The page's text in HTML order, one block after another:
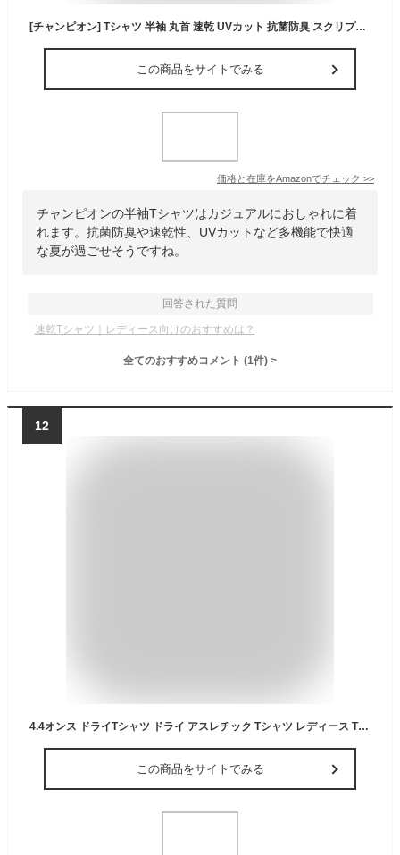
[チャンピオン] Tシャツ 半袖 丸首 速乾 UVカット 抗菌防臭 スクリプトロゴ ショートスリーブTシャツ WOMEN’S SPORTS CW-DS311-453-L
この商品をサイトでみる
価格と在庫をAmazonでチェック >>
チャンピオンの半袖Tシャツはカジュアルにおしゃれに着
れます。抗菌防臭や速乾性、UVカットなど多機能で快適
な夏が過ごせそうですね。
回答された質問
速乾Tシャツ｜レディース向けのおすすめは？
全てのおすすめコメント (1件) >
12
4.4オンス ドライTシャツ ドライ アスレチック Tシャツ レディース Tシャツ 半袖 メンズ ユニセックス スポーツ 無地 吸水 吸汗 即乾 レディス スポーツ ポリエステル ティシャツ ドライティーシャツ スポーツティーシャツ メール便 送料無料
この商品をサイトでみる